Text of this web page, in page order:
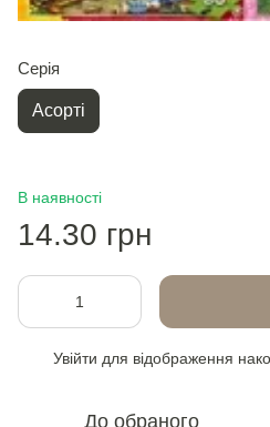
Серія
Асорті
В наявності
14.30 грн
Увійти для відображення
До обраного